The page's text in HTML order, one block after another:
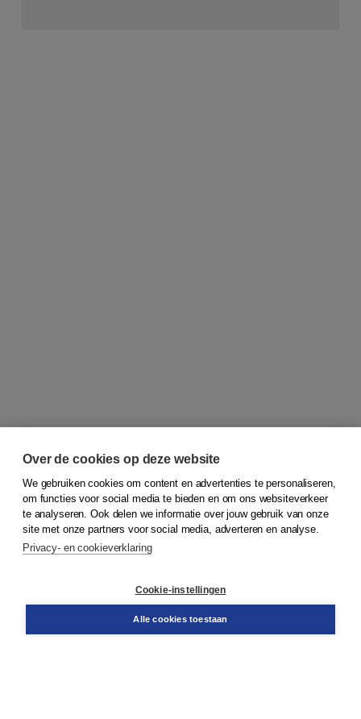
© 2026Koninklijke Boom uitgevers
Bestellen
Over de cookies op deze website
We gebruiken cookies om content en advertenties te personaliseren,
om functies voor social media te bieden en om ons websiteverkeer
te analyseren. Ook delen we informatie over jouw gebruik van onze
site met onze partners voor social media, adverteren en analyse.
Privacy- en cookieverklaring
Cookie-instellingen
Alle cookies toestaan